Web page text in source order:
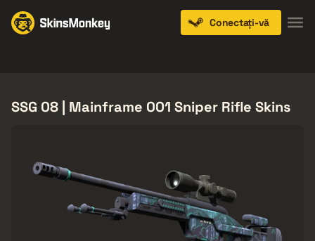
Conectați-vă
SSG 08 | Mainframe 001 Sniper Rifle Skins